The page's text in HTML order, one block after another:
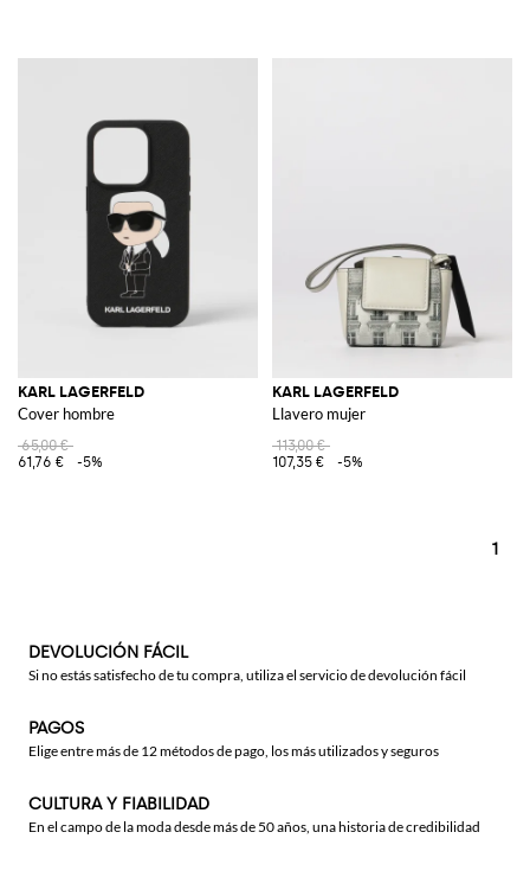
KARL LAGERFELD
Cover hombre
65,00 €
61,76 €
-5%
KARL LAGERFELD
Llavero mujer
113,00 €
107,35 €
-5%
1
DEVOLUCIÓN FÁCIL
Si no estás satisfecho de tu compra, utiliza el servicio de devolución fácil
PAGOS
Elige entre más de 12 métodos de pago, los más utilizados y seguros
CULTURA Y FIABILIDAD
En el campo de la moda desde más de 50 años, una historia de credibilidad